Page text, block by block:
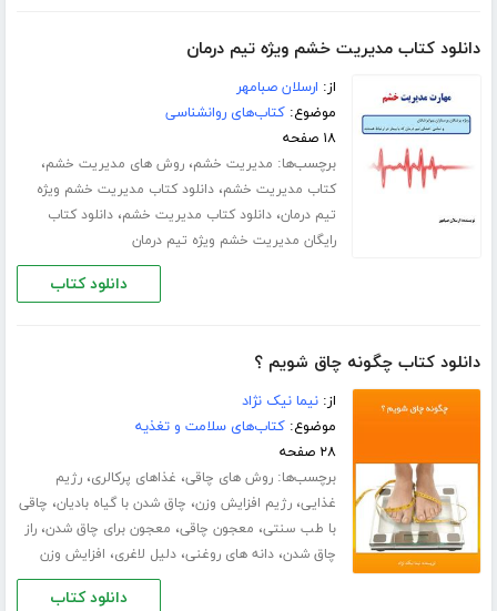
دانلود کتاب مدیریت خشم ویژه تیم درمان
از: ارسلان صبامهر
موضوع:کتاب‌های روانشناسی
۱۸ صفحه
برچسب‌ها: مدیریت خشم،روش های مدیریت خشم،
کتاب مدیریت خشم،دانلود کتاب مدیریت خشم ویژه
تیم درمان،دانلود کتاب مدیریت خشم،دانلود کتاب
رایگان مدیریت خشم ویژه تیم درمان
دانلود کتاب
دانلود کتاب چگونه چاق شویم ؟
از:نیما نیک نژاد
موضوع:کتاب‌های سلامت و تغذیه
۲۸ صفحه
برچسب‌ها:روش های چاقی، غذاهای پرکالری،رژیم
غذایی،رژیم افزایش وزن، چاق شدن با گیاه بادیان، چاقی
با طب سنتی، معجون چاقی، معجون برای چاق شدن،راز
چاق شدن،دانه های روغنی،دلیل لاغری، افزایش وزن
دانلود کتاب